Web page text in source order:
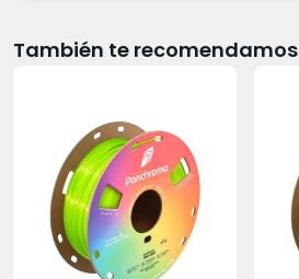
También te recomendamos